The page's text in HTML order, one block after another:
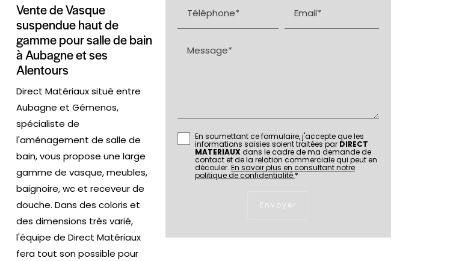
Vente de Vasque
suspendue haut de
gamme pour salle de bain
à Aubagne et ses
Alentours
Direct Matériaux situé entre
Aubagne et Gémenos,
spécialiste de
l'aménagement de salle de
bain, vous propose une large
gamme de vasque, meubles,
baignoire, wc et receveur de
douche. Dans des coloris et
des dimensions très varié,
l'équipe de Direct Matériaux
fera tout son possible pour
Téléphone* Email*
Message*
En soumettant ce formulaire, j'accepte que les
informations saisies soient traitées par DIRECT
MATERIAUX dans le cadre de ma demande de
contact et de la relation commerciale qui peut en
découler.En savoir plus en consultant notre
politique de confidentialité.*